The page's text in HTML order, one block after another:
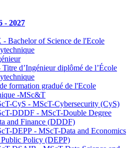
- 2027
- Bachelor of Science de l'Ecole
Titre d’Ingénieur diplômé de l’École
formation gradué de l'Ecole
-MSc&T
CyS - MScT-Cybersecurity (CyS)
DDDF - MScT-Double Degree
and Finance (DDDF)
DEPP - MScT-Data and Economics
Policy (DEPP)